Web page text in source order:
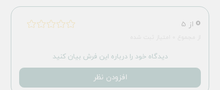
0 از 5
دیدگاه خود را درباره این فرش بیان کنید
افزودن نظر